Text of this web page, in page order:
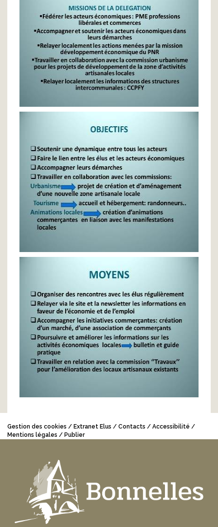
Gestion des cookies Extranet Elus Contacts
Accessibilité
Mentions légales
Publier